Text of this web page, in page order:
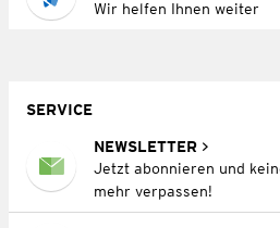
Wir helfen Ihnen weiter
SERVICE
NEWSLETTER
Jetzt abonnieren und
mehr verpassen!